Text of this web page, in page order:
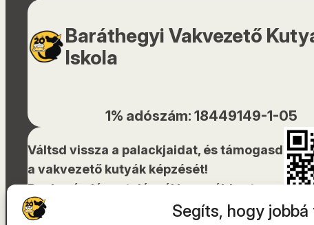
Segíts, hogy
Baráthegyi Vakvezető
Iskola
1% adószám: 18449149-1-05
Váltsd vissza a palackjaidat, és támogasd
a vakvezető kutyák képzését!
Bankszámlára utalásnál használd ezt a
QR-kódot!